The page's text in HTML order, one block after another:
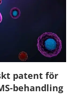
patent för
behandling